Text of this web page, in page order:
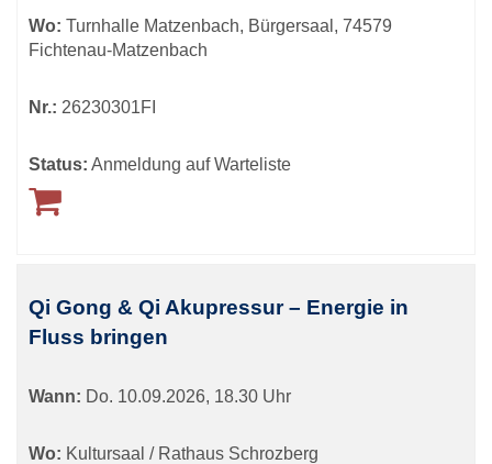
Wo: Turnhalle Matzenbach, Bürgersaal, 74579
Fichtenau-Matzenbach
Nr.: 26230301FI
Status: Anmeldung auf Warteliste
Qi Gong & Qi Akupressur – Energie in
Fluss bringen
Wann: Do. 10.09.2026, 18.30 Uhr
Wo: Kultursaal / Rathaus Schrozberg